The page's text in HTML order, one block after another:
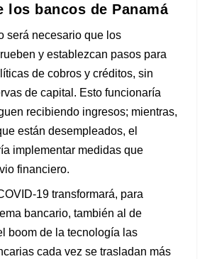
los bancos de Panamá
será necesario que los
y establezcan pasos para
de cobros y créditos, sin
de capital. Esto funcionaría
recibiendo ingresos; mientras,
están desempleados, el
implementar medidas que
financiero.
19 transformará, para
bancario, también al de
boom de la tecnología las
cada vez se trasladan más